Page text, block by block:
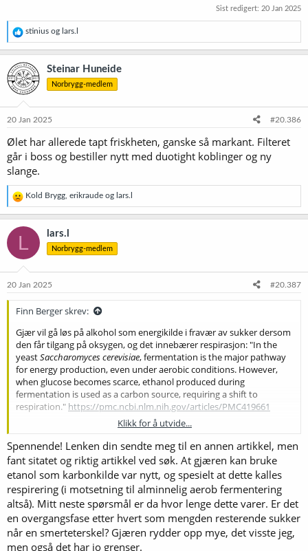
Sist redigert: 20 Jan 2025
R
e
a
k
s
j
o
e
:
stinius og lars.l
Steinar Huneide
Norbrygg-medlem
20 Jan 2025 #20.386
Ølet har allerede tapt friskheten, ganske så markant. Filteret
går i boss og bestiller nytt med duotight koblinger og ny
slange.
R
e
a
k
j
o
e
Kold Brygg erikraude og lars.l
L lars.l
Norbrygg-medlem
20 Jan 2025 #20.387
Finn Berger skrev:
Gjær vil gå løs på alkohol som energikilde i fravær av sukker dersom
den får tilgang på oksygen, og det innebærer respirasjon: "In the
yeastSaccharomyces cerevisiae, fermentation is the major pathway
for energy production, even under aerobic conditions. However,
when glucose becomes scarce, ethanol produced during
fermentation is used as a carbon source, requiring a shift to
respiration." https://pmc.ncbi.nlm.nih.gov/articles/PMC419661
Når gjæren under anaerobe forhold i løpet av modningsfasen
utvinner energi fra karbonet i andre "avafallsprodukter" - som
acetaldehyde og diacetyl - veit jeg ikke hvilke "stier" den benytter.
Jeg har minimal peiling på kjemi, men kan kanskje finne det ut ved
hjelp av George Fix'Principles of Brewing Science. Kommer tilbake
om jeg lykkes
.
Gjæren er en snedig organisme; den legger seg ikke ned og og dør
med en gang bare fordi det blir litt tynt med søtsaker!
Klikk for å utvide...
Spennende! Lenken din sendte meg til en annen artikkel, men
fant sitatet og riktig artikkel ved søk. At gjæren kan bruke
etanol som karbonkilde var nytt, og spesielt at dette kalles
respirering (i motsetning til alminnelig aerob fermentering
altså). Mitt neste spørsmål er da hvor lenge dette varer. Er det
en overgangsfase etter hvert som mengden resterende sukker
når en smerteterskel? Gjæren rydder opp mye, det visste jeg,
men også det har jo grenser.